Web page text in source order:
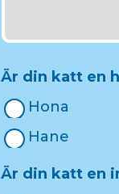
Är din katt en
Hona
Hane
Är din katt en